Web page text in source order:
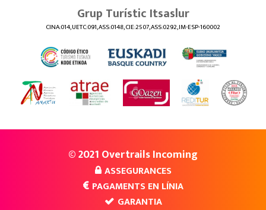
Grup Turístic Itsaslur
CINA:014, UETC:091, ASS:0148, CIE:2507, ASS:0292, IM-ESP-160002
© 2021 Overtrails Incoming
ASSEGURANCES
PAGAMENTS EN LÍNIA
GARANTIA